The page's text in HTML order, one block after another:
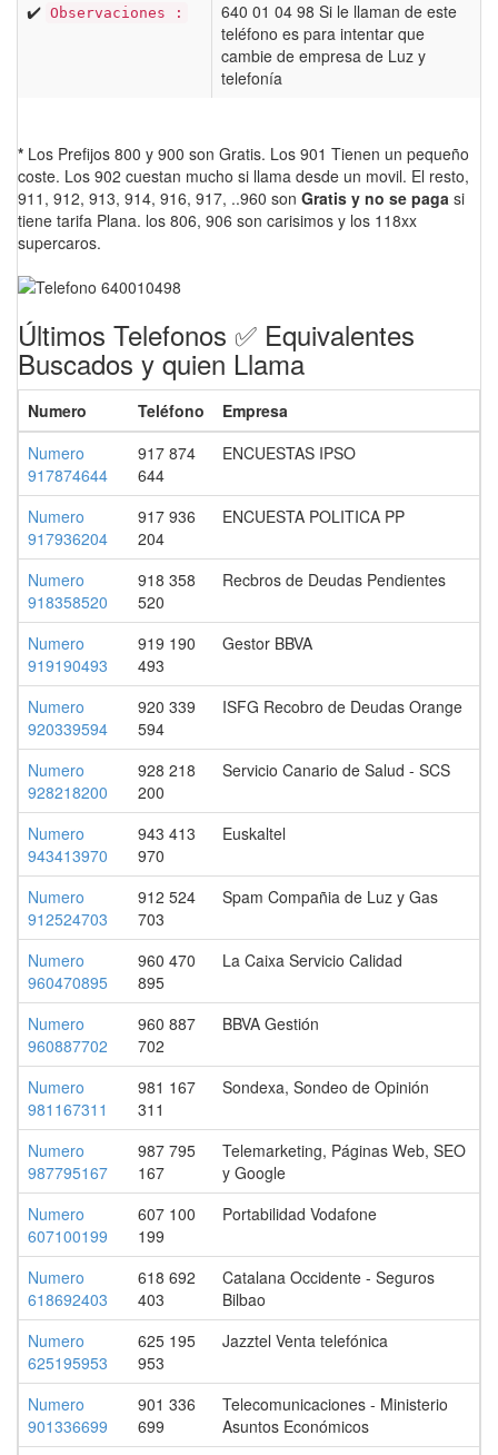
✔️ Observaciones :
640 01 04 98 Si le llaman de este
teléfono es para intentar que
cambie de empresa de Luz y
telefonía
* Los Prefijos 800 y 900 son Gratis. Los 901 Tienen un pequeño
coste. Los 902 cuestan mucho si llama desde un movil. El resto,
911, 912, 913, 914, 916, 917, ..960 son Gratis y no se paga si
tiene tarifa Plana. los 806, 906 son carisimos y los 118xx
supercaros.
Últimos Telefonos ✅ Equivalentes
Buscados y quien Llama
Numero Teléfono
Empresa
Numero
917874644
917 874
644
ENCUESTAS IPSO
Numero
917936204
917 936
204
ENCUESTA POLITICA PP
Numero
918358520
918 358
520
Recbros de Deudas Pendientes
Numero
919190493
919 190
493
Gestor BBVA
Numero
920339594
920 339
594
ISFG Recobro de Deudas Orange
Numero
928218200
928 218
200
Servicio Canario de Salud - SCS
Numero
943413970
943 413
970
Euskaltel
Numero
912524703
912 524
703
Spam Compañia de Luz y Gas
Numero
960470895
960 470
895
La Caixa Servicio Calidad
Numero
960887702
960 887
702
BBVA Gestión
Numero
981167311
981 167
311
Sondexa, Sondeo de Opinión
Numero
987795167
987 795
167
Telemarketing, Páginas Web, SEO
y Google
Numero
607100199
607 100
199
Portabilidad Vodafone
Numero
618692403
618 692
403
Catalana Occidente - Seguros
Bilbao
Numero
625195953
625 195
953
Jazztel Venta telefónica
Numero
901336699
901 336
699
Telecomunicaciones - Ministerio
Asuntos Económicos